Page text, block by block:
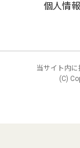
個人情
当サイト内に
(C)